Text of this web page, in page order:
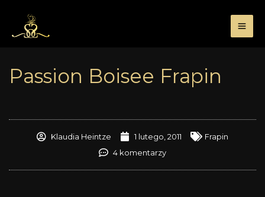
treści
Passion Boisee Frapin
Klaudia Heintze 1 lutego, 2011
Frapin
4 komentarzy